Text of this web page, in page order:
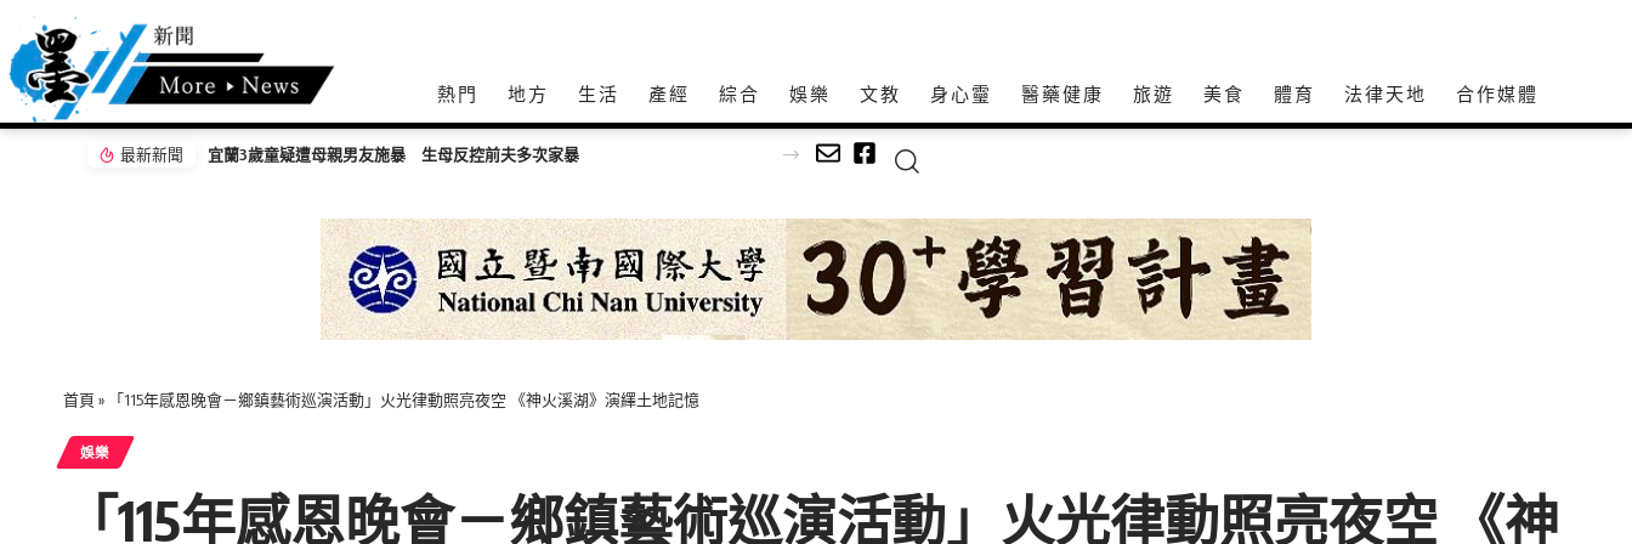
熱門 地方 生活 產經 綜合 娛樂 文教 身心𩆜 醫藥健康 旅遊 美食 體育 法律天地 合作媒體
最新新聞 嘉義無人機競賽登場 73隊挑戰穿越賽與無人機足球
首頁 » 「115年感恩晚會－鄉鎮藝術巡演活動」火光律動照亮夜空 《神火溪湖》演繹土地記憶
娛樂
「115年感恩晚會－鄉鎮藝術巡演活動」火光律動照亮夜空 《神